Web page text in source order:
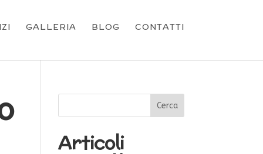
GALLERIA BLOG CONTATTI
Articoli